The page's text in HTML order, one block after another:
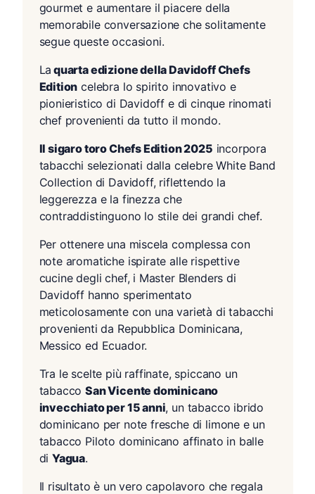
gourmet e aumentare il piacere della
memorabile conversazione che solitamente
segue queste occasioni.
La quarta edizione della Davidoff Chefs
Edition celebra lo spirito innovativo e
pionieristico di Davidoff e di cinque rinomati
chef provenienti da tutto il mondo.
Il sigaro toro Chefs Edition 2025 incorpora
tabacchi selezionati dalla celebre White Band
Collection di Davidoff, riflettendo la
leggerezza e la finezza che
contraddistinguono lo stile dei grandi chef.
Per ottenere una miscela complessa con
note aromatiche ispirate alle rispettive
cucine degli chef, i Master Blenders di
Davidoff hanno sperimentato
meticolosamente con una varietà di tabacchi
provenienti da Repubblica Dominicana,
Messico ed Ecuador.
Tra le scelte più raffinate, spiccano un
tabaccoSan Vicente dominicano
invecchiato per 15 anni, un tabacco ibrido
dominicano per note fresche di limone e un
tabacco Piloto dominicano affinato in balle
di Yagua.
Il risultato è un vero capolavoro che regala